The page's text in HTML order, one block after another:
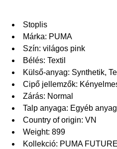
Stoplis
Márka: PUMA
Szín: világos pink
Bélés: Textil
Külső-anyag: Synthetik,
Cipő jellemzők:
Zárás: Normal
Talp anyaga: Egyéb
Country of origin: VN
Weight: 899
Kollekció: PUMA FUTURE